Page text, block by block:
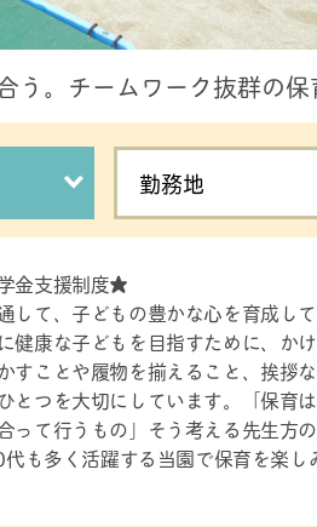
う。チームワーク抜群の保
勤務地
金支援制度★
して、子どもの豊かな心を育成し
健康な子どもを目指すために、か
すことや履物を揃えること、挨拶
とつを大切にしています。「保育
って行うもの」そう考える先生方
も多く活躍する当園で保育を楽し